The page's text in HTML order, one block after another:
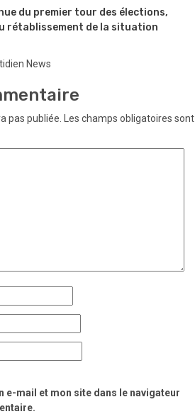
du premier tour des élections,
rétablissement de la situation
News
pas publiée.
Les champs obligatoires sont
e-mail et mon site dans le navigateur